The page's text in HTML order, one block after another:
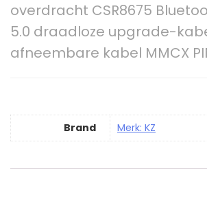
overdracht CSR8675
5.0 draadloze upgrade-
afneembare kabel MMCX
Brand Merk: KZ